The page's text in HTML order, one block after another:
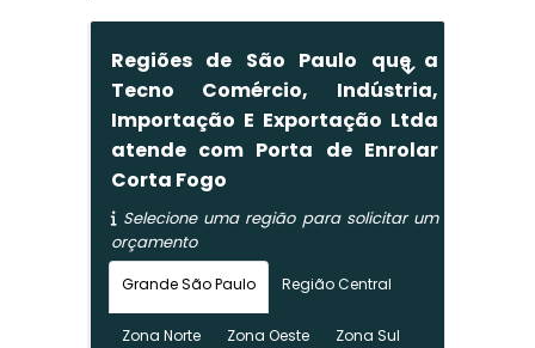
Regiões de São Paulo que a
Tecno Comércio, Indústria,
Importação E Exportação Ltda
atende com Porta de Enrolar
Corta Fogo
Selecione uma região para solicitar um
orçamento
Grande São Paulo Região Central
Zona Norte Zona Oeste Zona Sul